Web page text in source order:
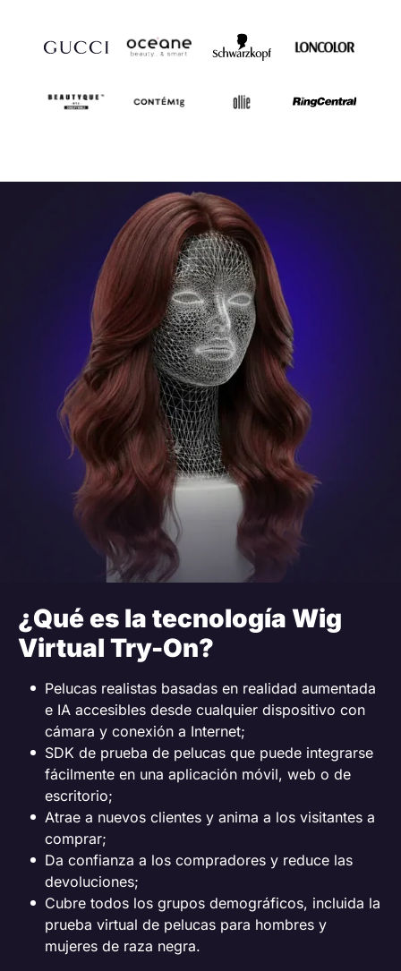
¿Qué es la tecnología Wig
Virtual Try-On?
Pelucas realistas basadas en realidad aumentada
e IA accesibles desde cualquier dispositivo con
cámara y conexión a Internet;
SDK de prueba de pelucas que puede integrarse
fácilmente en una aplicación móvil, web o de
escritorio;
Atrae a nuevos clientes y anima a los visitantes a
comprar;
Da confianza a los compradores y reduce las
devoluciones;
Cubre todos los grupos demográficos, incluida la
prueba virtual de pelucas para hombres y
mujeres de raza negra.